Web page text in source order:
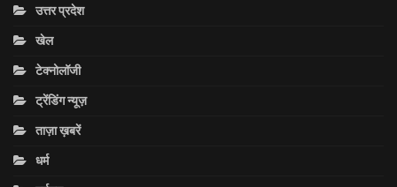
उत्तर प्रदेश
खेल
टेक्नोलॉजी
ट्रेंडिंग न्यूज़
ताज़ा ख़बरें
धर्म